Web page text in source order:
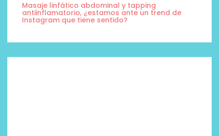
Masaje linfático abdominal y tapping
antiinflamatorio, ¿estamos ante un trend de
Instagram que tiene sentido?